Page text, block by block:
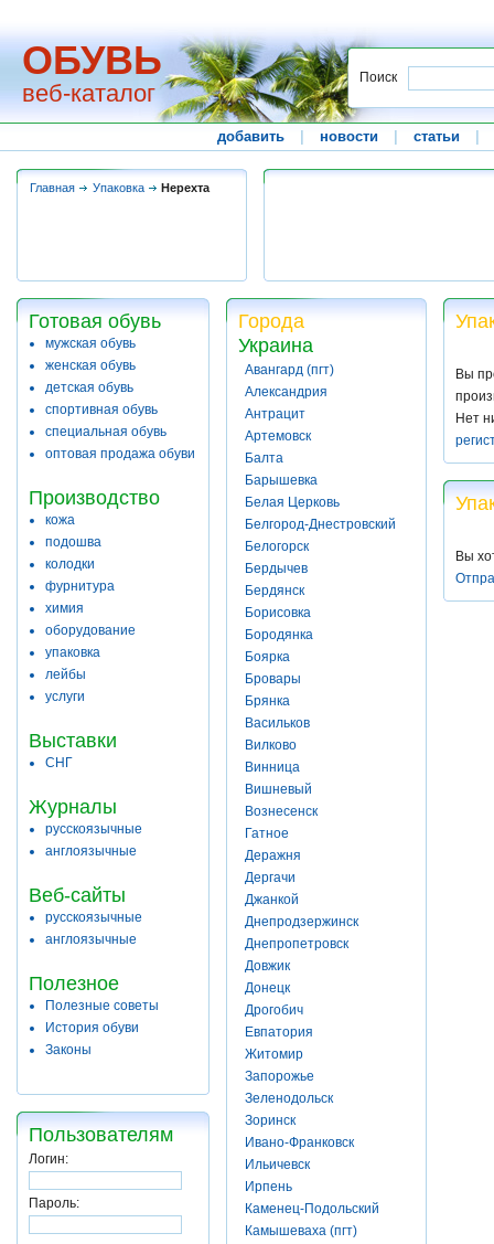
ОБУВЬ
веб-каталог
Поиск
добавить новости статьи
Главная Упаковка Нерехта
Готовая обувь
мужская обувь
женская обувь
детская обувь
спортивная обувь
специальная обувь
оптовая продажа обуви
Производство
кожа
подошва
колодки
фурнитура
химия
оборудование
упаковка
лейбы
услуги
Выставки
СНГ
Журналы
русскоязычные
англоязычные
Веб-сайты
русскоязычные
англоязычные
Полезное
Полезные советы
История обуви
Законы
Пользователям
Логин:
Пароль:
Города
Украина
Авангард (пгт)
Александрия
Антрацит
Артемовск
Балта
Барышевка
Белая Церковь
Белгород-Днестровский
Белогорск
Бердычев
Бердянск
Борисовка
Бородянка
Боярка
Бровары
Брянка
Васильков
Вилково
Винница
Вишневый
Вознесенск
Гатное
Деражня
Дергачи
Джанкой
Днепродзержинск
Днепропетровск
Довжик
Донецк
Дрогобич
Евпатория
Житомир
Запорожье
Зеленодольск
Зоринск
Ивано-Франковск
Ильичевск
Ирпень
Каменец-Подольский
Камышеваха (пгт)
Вы
Нет
Вы